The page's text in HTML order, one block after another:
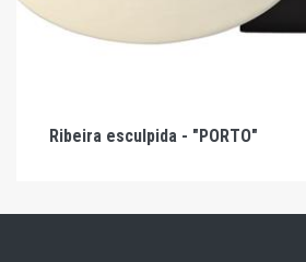
Ribeira esculpida - "PORTO"